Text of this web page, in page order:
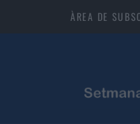
ÀREA DE